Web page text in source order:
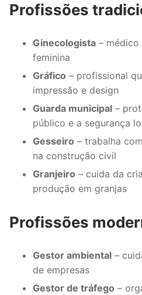
Profissões
Ginecologista – médico
feminina
Gráfico – profissional
impressão e design
Guarda municipal –
público e a segurança
Gesseiro – trabalha
na construção civil
Granjeiro – cuida da
produção em granjas
Profissões
Gestor ambiental –
de empresas
Gestor de tráfego –